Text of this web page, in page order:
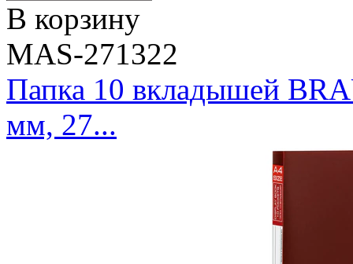
В корзину
MAS-271322
Папка 10 вкладышей
мм, 27...